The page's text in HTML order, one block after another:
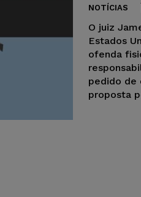
NOTÍCIAS
O juiz
Estados
ofenda
pedido de
proposta